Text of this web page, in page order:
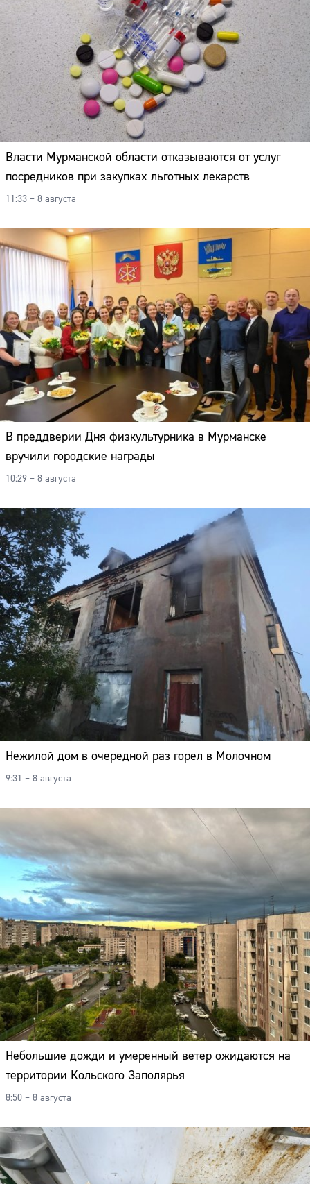
Власти Мурманской области отказываются от услуг
посредников при закупках льготных лекарств
11:33 – 8 августа
В преддверии Дня физкультурника в Мурманске
вручили городские награды
10:29 – 8 августа
Нежилой дом в очередной раз горел в Молочном
9:31 – 8 августа
Небольшие дожди и умеренный ветер ожидаются на
территории Кольского Заполярья
8:50 – 8 августа